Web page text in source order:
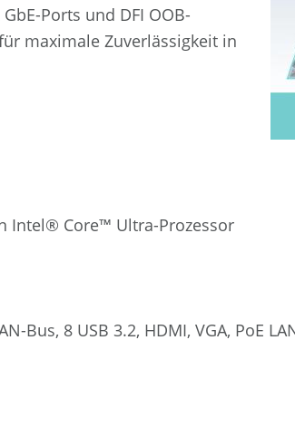
Ports und DFI OOB-
maximale Zuverlässigkeit in
Intel® Core™ Ultra-Prozessor
Bus, 8 USB 3.2, HDMI, VGA, PoE